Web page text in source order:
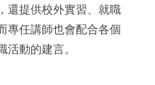
還提供校外實習、就職
專任講師也會配合各個
動的建言。